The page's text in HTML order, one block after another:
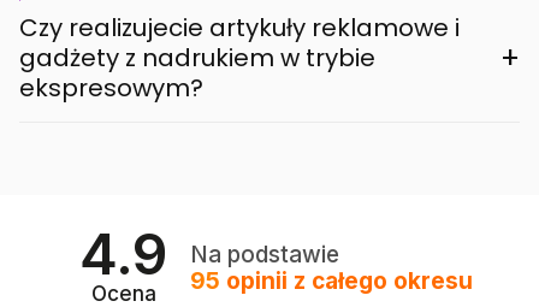
Czy realizujecie artykuły reklamowe i
gadżety z nadrukiem w trybie
ekspresowym?
+
4.9
Ocena
Na podstawie
95 opinii z całego okresu